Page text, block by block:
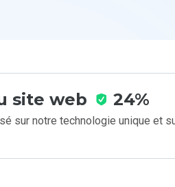
site web 24%
sur notre technologie unique et